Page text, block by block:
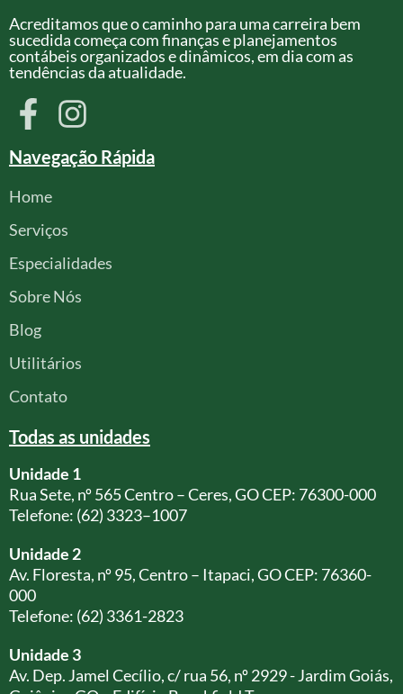
Acreditamos que o caminho para uma carreira bem
sucedida começa com finanças e planejamentos
contábeis organizados e dinâmicos, em dia com as
tendências da atualidade.
Navegação Rápida
Home
Serviços
Especialidades
Sobre Nós
Blog
Utilitários
Contato
Todas as unidades
Unidade 1
Rua Sete, nº 565 Centro – Ceres, GO CEP: 76300-000
Telefone: (62) 3323–1007
Unidade 2
Av. Floresta, nº 95, Centro – Itapaci, GO CEP: 76360-
000
Telefone: (62) 3361-2823
Unidade 3
Av. Dep. Jamel Cecílio, c/ rua 56, nº 2929 - Jardim Goiás,